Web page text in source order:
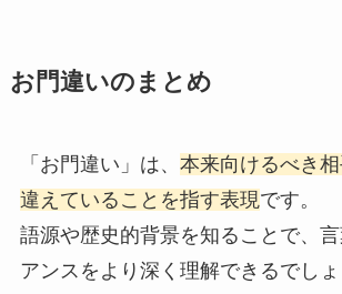
お門違いのまとめ
「お門違い」は、 本来向けるべき
違えていることを指す表現です。
語源や歴史的背景を知ることで、
アンスをより深く理解できるでしょ